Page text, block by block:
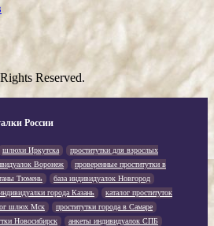
Reserved.
России
шлюхи Иркутска
проститутки для взрослых
Воронеж
проверенные проститутки в
Тюмень
база индивидуалок Новгород
города Казань
каталог проституток
шлюх Мск
проститутки города в Самаре
Новосибирск
анкеты индивидуалок СПБ